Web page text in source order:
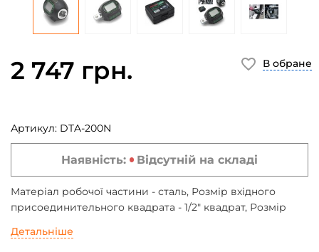
2 747 грн.
Артикул: DTA-200N
Наявність: Відсутній на складі
Матеріал робочої частини - сталь, Розмір вхідного
присоединительного квадрата - 1/2" квадрат, Розмір
75 мм, Застосування - адаптер динамометричний
Детальніше
В обране